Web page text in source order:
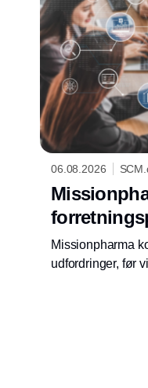
06.08.2026
Missionpharma
udfordringer, før